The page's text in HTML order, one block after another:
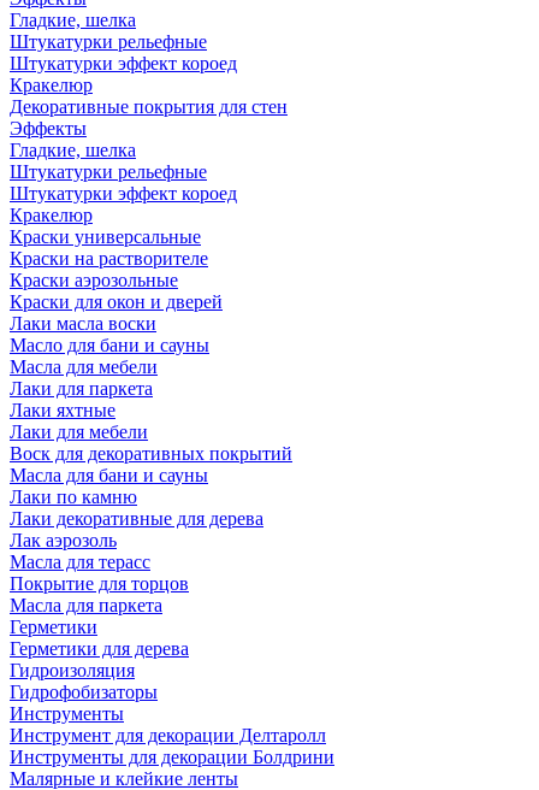
Гладкие, шелка
Штукатурки рельефные
Штукатурки эффект короед
Кракелюр
Декоративные покрытия для стен
Эффекты
Гладкие, шелка
Штукатурки рельефные
Штукатурки эффект короед
Кракелюр
Краски универсальные
Краски на растворителе
Краски аэрозольные
Краски для окон и дверей
Лаки масла воски
Масло для бани и сауны
Масла для мебели
Лаки для паркета
Лаки яхтные
Лаки для мебели
Воск для декоративных покрытий
Масла для бани и сауны
Лаки по камню
Лаки декоративные для дерева
Лак аэрозоль
Масла для терасс
Покрытие для торцов
Масла для паркета
Герметики
Герметики для дерева
Гидроизоляция
Гидрофобизаторы
Инструменты
Инструмент для декорации Делтаролл
Инструменты для декорации Болдрини
Малярные и клейкие ленты